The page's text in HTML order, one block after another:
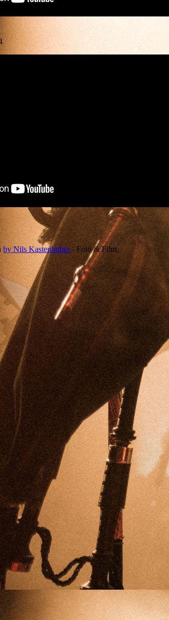
by Nils Kastenhuber- Foto & Film.